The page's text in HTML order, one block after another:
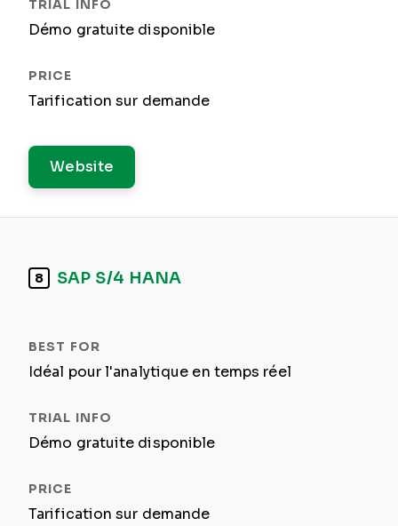
Démo gratuite disponible
Tarification sur demande
Website
8 SAP S/4 HANA
Idéal pour l'analytique en temps réel
Démo gratuite disponible
Tarification sur demande